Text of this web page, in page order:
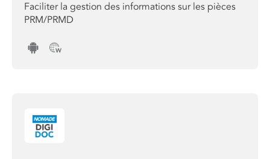
Faciliter la gestion des informations sur les pièces
PRM/PRMD